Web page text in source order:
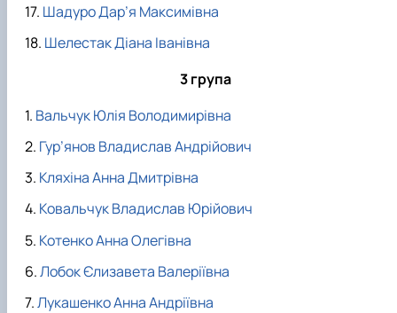
Шадуро Дар’я Максимівна
Шелестак Діана Іванівна
3 група
Вальчук Юлія Володимирівна
Гур’янов Владислав Андрійович
Кляхіна Анна Дмитрівна
Ковальчук Владислав Юрійович
Котенко Анна Олегівна
Лобок Єлизавета Валеріївна
Лукашенко Анна Андріївна